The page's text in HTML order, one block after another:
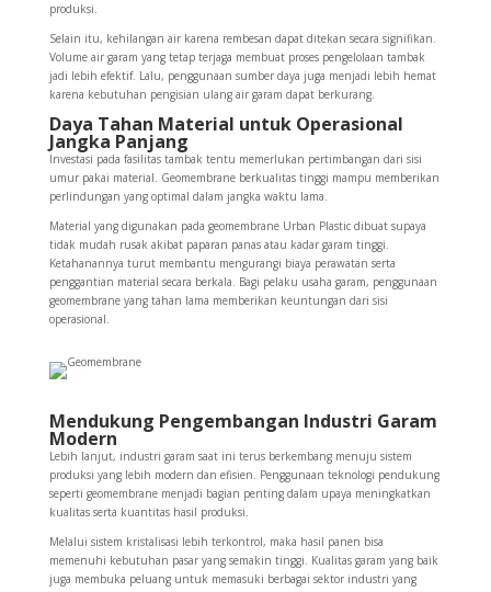
produksi.
Selain itu, kehilangan air karena rembesan dapat ditekan secara signifikan.
Volume air garam yang tetap terjaga membuat proses pengelolaan tambak
jadi lebih efektif. Lalu, penggunaan sumber daya juga menjadi lebih hemat
karena kebutuhan pengisian ulang air garam dapat berkurang.
Daya Tahan Material untuk Operasional
Jangka Panjang
Investasi pada fasilitas tambak tentu memerlukan pertimbangan dari sisi
umur pakai material. Geomembrane berkualitas tinggi mampu memberikan
perlindungan yang optimal dalam jangka waktu lama.
Material yang digunakan pada geomembrane Urban Plastic dibuat supaya
tidak mudah rusak akibat paparan panas atau kadar garam tinggi.
Ketahanannya turut membantu mengurangi biaya perawatan serta
penggantian material secara berkala. Bagi pelaku usaha garam, penggunaan
geomembrane yang tahan lama memberikan keuntungan dari sisi
operasional.
Mendukung Pengembangan Industri Garam
Modern
Lebih lanjut, industri garam saat ini terus berkembang menuju sistem
produksi yang lebih modern dan efisien. Penggunaan teknologi pendukung
seperti geomembrane menjadi bagian penting dalam upaya meningkatkan
kualitas serta kuantitas hasil produksi.
Melalui sistem kristalisasi lebih terkontrol, maka hasil panen bisa
memenuhi kebutuhan pasar yang semakin tinggi. Kualitas garam yang baik
juga membuka peluang untuk memasuki berbagai sektor industri yang